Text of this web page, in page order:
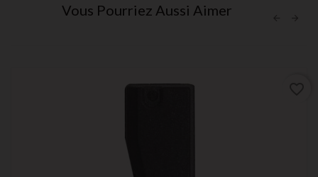
Vous Pourriez Aussi Aimer